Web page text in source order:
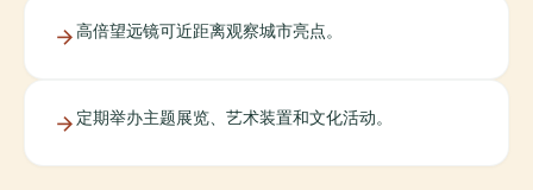
高倍望远镜可近距离观察城市亮点。
定期举办主题展览、艺术装置和文化活动。